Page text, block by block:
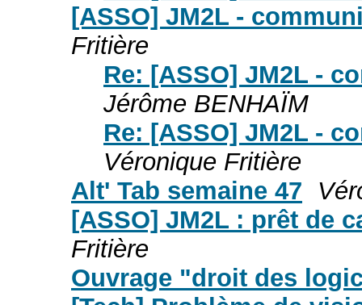
[ASSO] JM2L -
Fritière
Re: [ASSO] JM2L -
Jérôme BENHAÏM
Re: [ASSO] JM2L -
Véronique Fritière
Alt' Tab semaine 47
[ASSO] JM2L : prêt de
Fritière
Ouvrage "droit des